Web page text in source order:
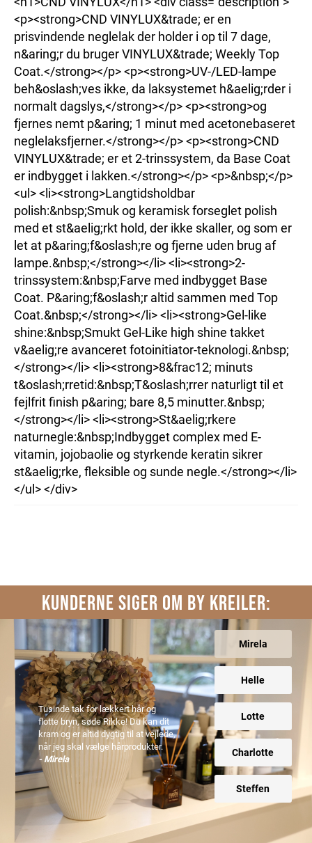
<p><strong>CND VINYLUX&trade; er en
prisvindende neglelak der holder i op til 7 dage,
n&aring;r du bruger VINYLUX&trade; Weekly Top
Coat.</strong></p> <p><strong>UV-/LED-lampe
beh&oslash;ves ikke, da laksystemet h&aelig;rder i
normalt dagslys,</strong></p> <p><strong>og
fjernes nemt p&aring; 1 minut med acetonebaseret
neglelaksfjerner.</strong></p> <p><strong>CND
VINYLUX&trade; er et 2-trinssystem, da Base Coat
er indbygget i lakken.</strong></p> <p>&nbsp;</p>
<ul> <li><strong>Langtidsholdbar
polish:&nbsp;Smuk og keramisk forseglet polish
med et st&aelig;rkt hold, der ikke skaller, og som er
let at p&aring;f&oslash;re og fjerne uden brug af
lampe.&nbsp;</strong></li> <li><strong>2-
trinssystem:&nbsp;Farve med indbygget Base
Coat. P&aring;f&oslash;r altid sammen med Top
Coat.&nbsp;</strong></li> <li><strong>Gel-like
shine:&nbsp;Smukt Gel-Like high shine takket
v&aelig;re avanceret fotoinitiator-teknologi.&nbsp;
</strong></li> <li><strong>8&frac12; minuts
t&oslash;rretid:&nbsp;T&oslash;rrer naturligt til et
fejlfrit finish p&aring; bare 8,5 minutter.&nbsp;
</strong></li> <li><strong>St&aelig;rkere
naturnegle:&nbsp;Indbygget complex med E-
vitamin, jojobaolie og styrkende keratin sikrer
st&aelig;rke, fleksible og sunde negle.</strong></li>
</ul> </div>
KUNDERNE SIGER OM BY KREILER:
Mirela
Helle
Lotte
Charlotte
Steffen
Tusinde tak for lækkert hår og
flotte bryn, søde Rikke! Du kan dit
kram og er altid dygtig til at vejlede,
når jeg skal vælge hårprodukter.
- Mirela